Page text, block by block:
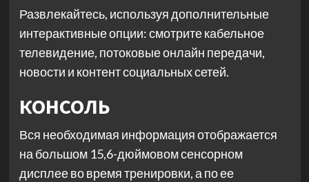
Развлекайтесь, используя дополнительные
интерактивные опции: смотрите кабельное
телевидение, потоковые онлайн передачи,
новости и контент социальных сетей.
КОНСОЛЬ
Вся необходимая информация отображается
на большом 15,6-дюймовом сенсорном
дисплее во время тренировки, а по ее